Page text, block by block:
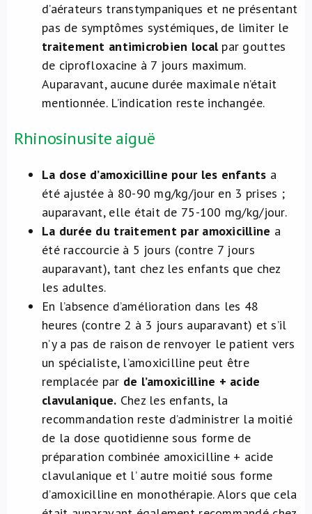
d’aérateurs transtympaniques et ne présentant
pas de symptômes systémiques, de limiter le
traitement antimicrobien localpar gouttes
de ciprofloxacine à 7 jours maximum.
Auparavant, aucune durée maximale n’était
mentionnée. L’indication reste inchangée.
Rhinosinusite aiguë
La dose d’amoxicilline pour les enfants a
été ajustée à 80-90 mg/kg/jour en 3 prises ;
auparavant, elle était de 75-100 mg/kg/jour.
La durée du traitement par amoxicilline a
été raccourcie à 5 jours (contre 7 jours
auparavant), tant chez les enfants que chez
les adultes.
En l’absence d’amélioration dans les 48
heures (contre 2 à 3 jours auparavant) et s’il
n’y a pas de raison de renvoyer le patient vers
un spécialiste, l’amoxicilline peut être
remplacée par de l’amoxicilline + acide
clavulanique. Chez les enfants, la
recommandation reste d’administrer la moitié
de la dose quotidienne sous forme de
préparation combinée amoxicilline + acide
clavulanique et l’ autre moitié sous forme
d’amoxicilline en monothérapie. Alors que cela